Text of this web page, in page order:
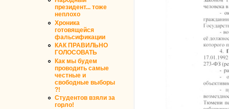
президент... тоже
неплохо
Хроника
готовящейся
фальсификации
КАК ПРАВИЛЬНО
ГОЛОСОВАТЬ
Как мы будем
проводить самые
честные и
свободные выборы
?!
Студентов взяли за
горло!